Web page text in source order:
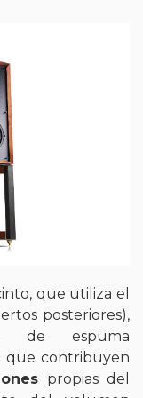
que utiliza el
posteriores),
de espuma
que contribuyen
propias del